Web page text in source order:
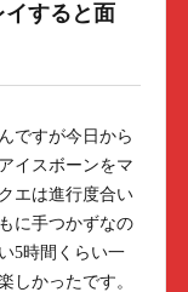
すると面
ですが今日から
イスボーンをマ
エは進行度合い
に手つかずなの
5時間くらい一
しかったです。